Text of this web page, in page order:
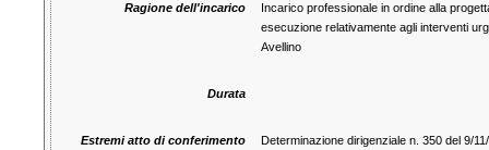
Ragione dell'incarico
Incarico professionale in ordine alla
esecuzione relativamente agli interventi
Avellino
Durata
Estremi atto di conferimento Determinazione dirigenziale n. 350 del 9/